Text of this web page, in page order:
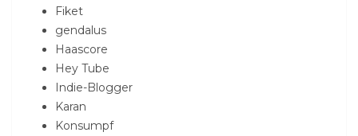
Fiket
gendalus
Haascore
Hey Tube
Indie-Blogger
Karan
Konsumpf